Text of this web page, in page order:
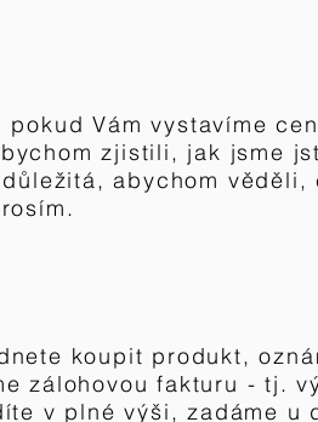
pokud Vám vystavíme
zjistili, jak jsme
abychom
koupit produkt,
zálohovou fakturu - tj.
v plné výši, zadáme u